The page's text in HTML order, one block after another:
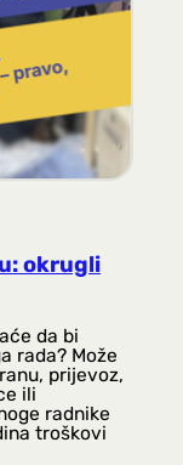
okrugli
da bi
rada? Može
prijevoz,
ili
radnike
troškovi